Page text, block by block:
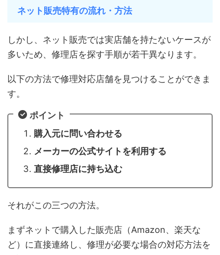
ネット販売特有の流れ・方法
しかし、ネット販売では実店舗を持たないケースが
多いため、修理店を探す手順が若干異なります。
以下の方法で修理対応店舗を見つけることができま
す。
ポイント
購入元に問い合わせる
メーカーの公式サイトを利用する
直接修理店に持ち込む
それがこの三つの方法。
まずネットで購入した販売店（Amazon、楽天な
ど）に直接連絡し、修理が必要な場合の対応方法を